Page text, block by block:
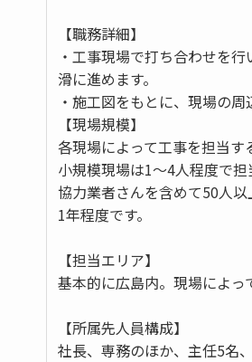
【職務詳細】
・工事現場で打ち合わせを
滑に進めます。
・施工図をもとに、現場の
【現場規模】
各現場によって工事を担当す
小規模現場は1～4人程度で
協力業者さんを含めて50人
1年程度です。
【担当エリア】
基本的に広島内。現場によっ
【所属先人員構成】
社長、専務のほか、主任5名